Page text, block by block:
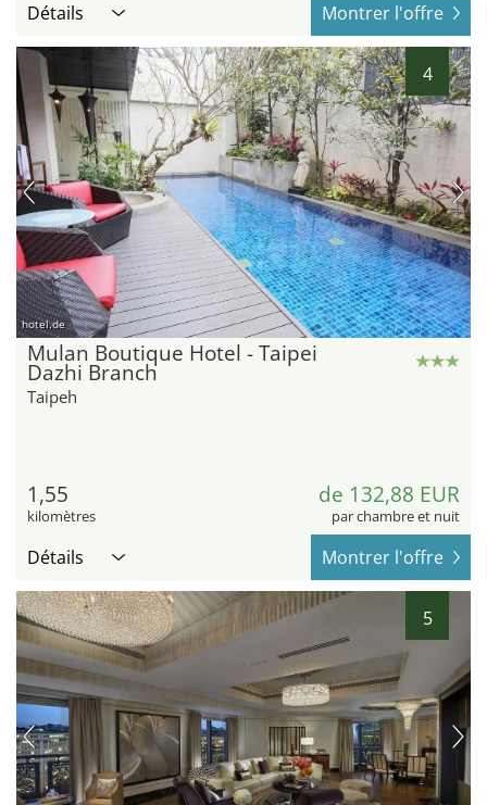
Détails Montrer l'offre
4
hotel.de
Mulan Boutique Hotel - Taipei
Dazhi Branch
Taipeh
1,55
kilomètres
de 132,88 EUR
par chambre et nuit
Détails Montrer l'offre
5